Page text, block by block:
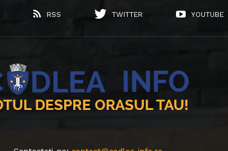
RSS TWITTER YOUTUBE